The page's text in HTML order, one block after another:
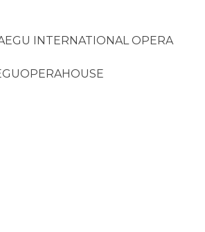
INTERNATIONAL OPERA